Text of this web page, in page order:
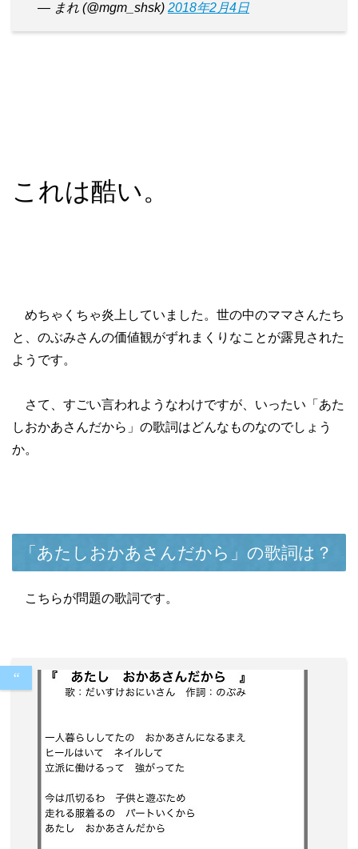
— まれ (@mgm_shsk) 2018年2月4日
これは酷い。
めちゃくちゃ炎上していました。世の中のママさんたち
と、のぶみさんの価値観がずれまくりなことが露見された
ようです。
さて、すごい言われようなわけですが、いったい「あた
しおかあさんだから」の歌詞はどんなものなのでしょう
か。
「あたしおかあさんだから」の歌詞は？
こちらが問題の歌詞です。